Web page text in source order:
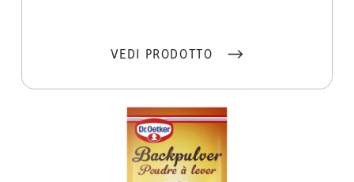
VEDI PRODOTTO